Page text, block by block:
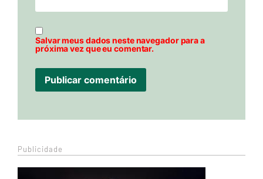
Salvar meus dados neste navegador para a
próxima vez que eu comentar.
Publicidade